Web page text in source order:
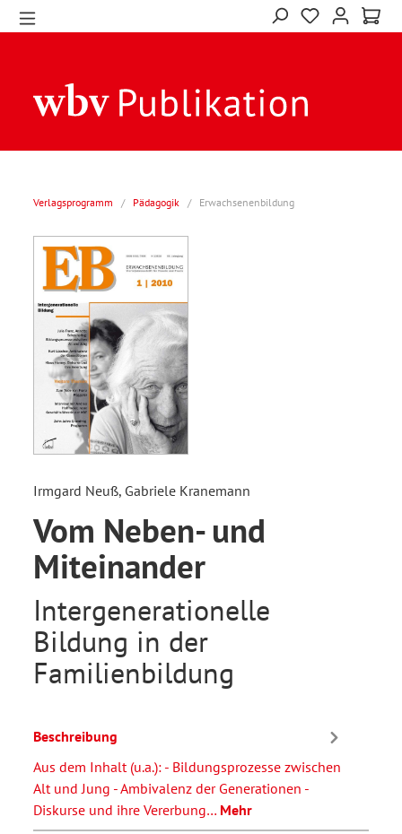
Verlagsprogramm / Pädagogik / Erwachsenenbildung
Irmgard Neuß, Gabriele Kranemann
Vom Neben- und
Miteinander
Intergenerationelle
Bildung in der
Familienbildung
Beschreibung
Aus dem Inhalt (u.a.): - Bildungsprozesse zwischen
Alt und Jung - Ambivalenz der Generationen -
Diskurse und ihre Vererbung… Mehr